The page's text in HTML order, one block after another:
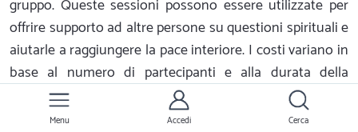
gruppo. Queste sessioni possono essere utilizzate per
offrire supporto ad altre persone su questioni spirituali e
aiutarle a raggiungere la pace interiore. I costi variano in
base al numero di partecipanti e alla durata della
sessione, ma di solito partono da un minimo di €50.
Meditazione guidata:un professionista di
Menu Accedi Cerca